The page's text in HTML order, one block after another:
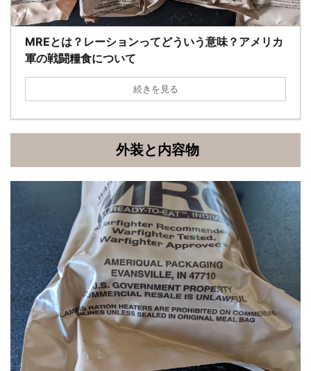
MREとは？レーションってどういう意味？アメリカ
軍の戦闘糧食について
続きを見る
外装と内容物